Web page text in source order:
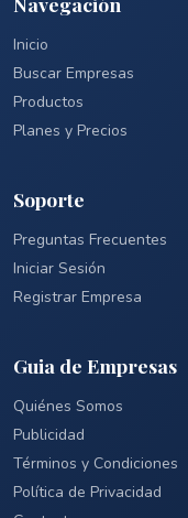
Inicio
Buscar Empresas
Productos
Planes y Precios
Soporte
Preguntas Frecuentes
Iniciar Sesión
Registrar Empresa
Guia de Empresas
Quiénes Somos
Publicidad
Términos y Condiciones
Política de Privacidad